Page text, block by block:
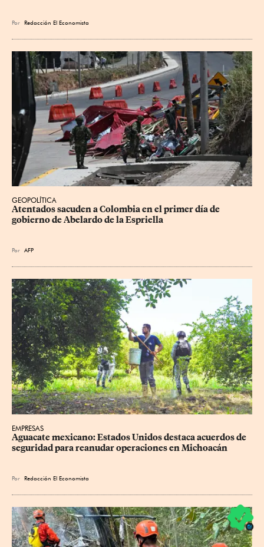
Por Redacción El Economista
GEOPOLÍTICA
Atentados sacuden a Colombia en el primer día de
gobierno de Abelardo de la Espriella
Por AFP
EMPRESAS
Aguacate mexicano: Estados Unidos destaca acuerdos de
seguridad para reanudar operaciones en Michoacán
Por Redacción El Economista